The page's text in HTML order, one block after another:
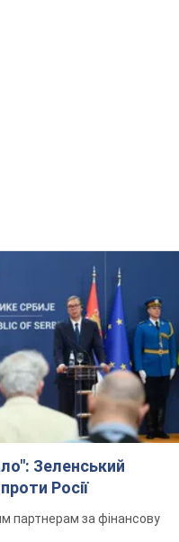
Зеленський
Росії
партнерам за фінансову